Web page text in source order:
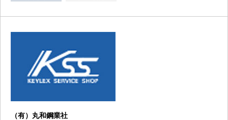
（有）丸和鋼業社